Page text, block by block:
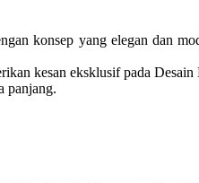
konsep yang elegan dan
kesan eksklusif pada
panjang.